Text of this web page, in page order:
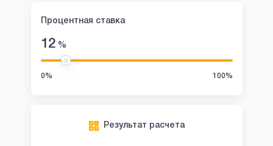
Процентная ставка
12%
0% 100%
Результат расчета